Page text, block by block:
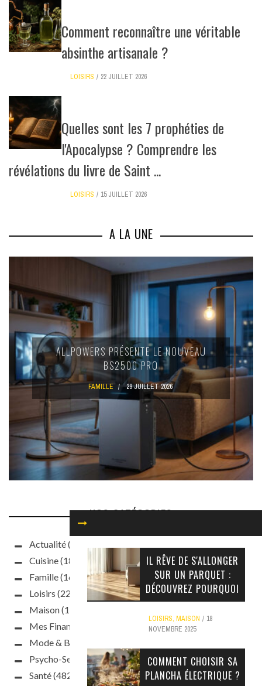
IL RÊVE DE S'ALLONGER
SUR UN PARQUET :
DÉCOUVREZ POURQUOI
LOISIRS, MAISON
18
NOVEMBRE 2025
COMMENT CHOISIR SA
PLANCHA ÉLECTRIQUE ?
Comment reconnaître une véritable
absinthe artisanale ?
LOISIRS 22 JUILLET 2026
Quelles sont les 7 prophéties de
l'Apocalypse ? Comprendre les
révélations du livre de Saint ...
LOISIRS 15 JUILLET 2026
A LA UNE
ALLPOWERS PRÉSENTE LE NOUVEAU
BS2500 PRO
FAMILLE 29 JUILLET 2026
NOS CATÉGORIES
Actualité(93)
Cuisine(187)
Famille(160)
Loisirs (220)
Maison(188)
Mes Finances
Mode & Beauté
Psycho-Sexo
(241)
Santé(482)